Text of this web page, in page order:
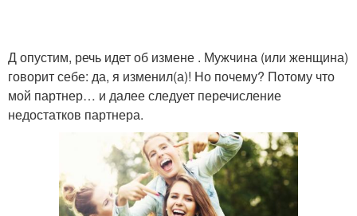
Д опустим, речь идет об измене . Мужчина (или женщина)
говорит себе: да, я изменил(а)! Но почему? Потому что
мой партнер… и далее следует перечисление
недостатков партнера.